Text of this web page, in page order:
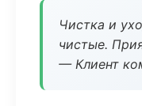
Чистка и
чистые.
— Клиент